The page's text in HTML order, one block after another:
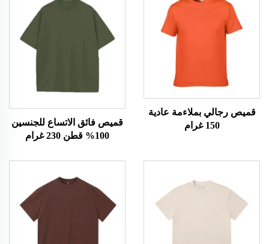
قميص رجالي بملاءمة عادية
150 غرام
قميص فائق الاتساع للجنسين
100% قطن 230 غرام